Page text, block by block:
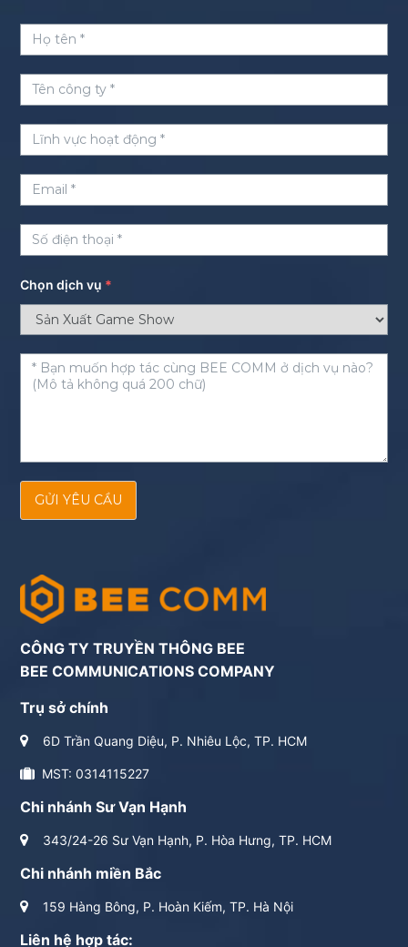
Chọn dịch vụ *
GỬI YÊU CẦU
CÔNG TY TRUYỀN THÔNG BEE
BEE COMMUNICATIONS COMPANY
Trụ sở chính
6D Trần Quang Diệu, P. Nhiêu Lộc, TP. HCM
MST: 0314115227
Chi nhánh Sư Vạn Hạnh
343/24-26 Sư Vạn Hạnh, P. Hòa Hưng, TP. HCM
Chi nhánh miền Bắc
159 Hàng Bông, P. Hoàn Kiếm, TP. Hà Nội
Liên hệ hợp tác: